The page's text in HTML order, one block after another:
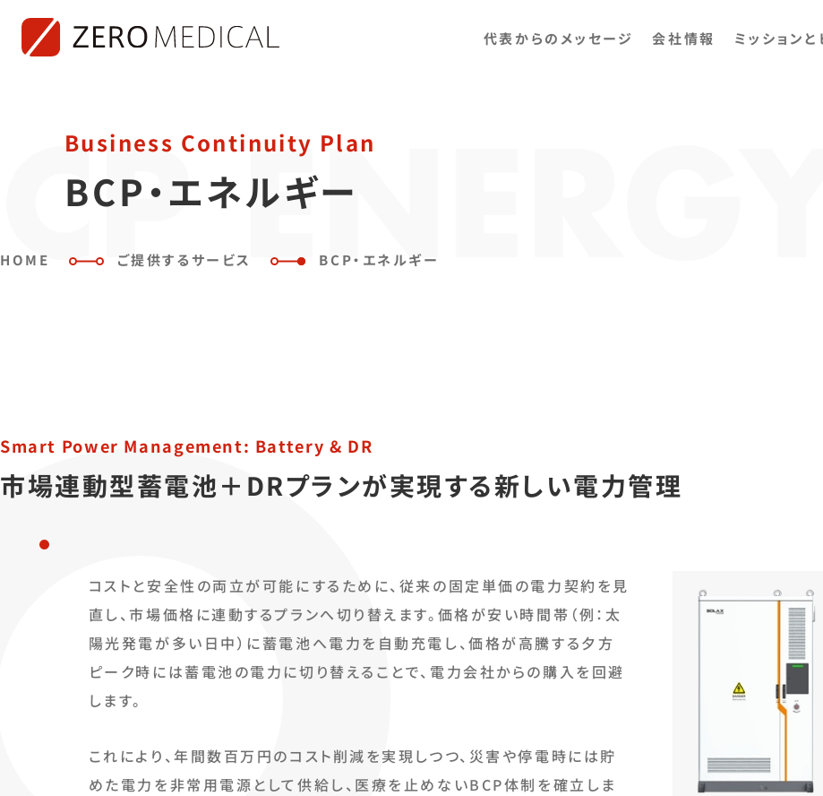
代表からのメッセージ 会社情報 ミッションと
Business Continuity Plan
BCP・エネルギー
ENERGY
HOME ご提供するサービス BCP・エネルギー
Smart Power Management: Battery & DR
市場連動型蓄電池＋DRプランが実現する新しい電力管理
コストと安全性の両立が可能にするために、従来の固定単価の電力契約を見
直し、市場価格に連動するプランへ切り替えます。価格が安い時間帯（例：太
陽光発電が多い日中）に蓄電池へ電力を自動充電し、価格が高騰する夕方
ピーク時には蓄電池の電力に切り替えることで、電力会社からの購入を回避
します。
これにより、年間数百万円のコスト削減を実現しつつ、災害や停電時には貯
めた電力を非常用電源として供給し、医療を止めないBCP体制を確立しま